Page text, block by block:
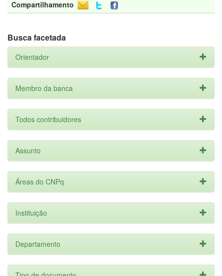
Compartilhamento
Busca facetada
Orientador
Membro da banca
Todos contribuidores
Assunto
Áreas do CNPq
Instituição
Departamento